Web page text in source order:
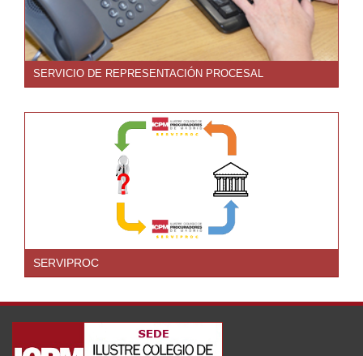
SERVICIO DE REPRESENTACIÓN PROCESAL
SERVIPROC